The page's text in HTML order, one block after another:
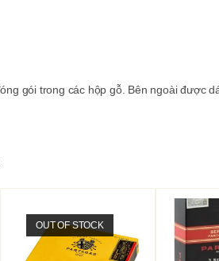
gói trong các hộp gỗ. Bên ngoài được
OUT OF STOCK